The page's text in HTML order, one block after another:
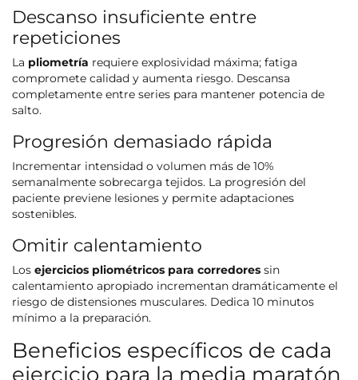
Descanso insuficiente entre
repeticiones
La pliometría requiere explosividad máxima; fatiga
compromete calidad y aumenta riesgo. Descansa
completamente entre series para mantener potencia de
salto.
Progresión demasiado rápida
Incrementar intensidad o volumen más de 10%
semanalmente sobrecarga tejidos. La progresión del
paciente previene lesiones y permite adaptaciones
sostenibles.
Omitir calentamiento
Los ejercicios pliométricos para corredores sin
calentamiento apropiado incrementan dramáticamente el
riesgo de distensiones musculares. Dedica 10 minutos
mínimo a la preparación.
Beneficios específicos de cada
ejercicio para la media maratón